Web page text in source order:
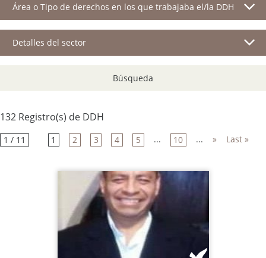
Área o Tipo de derechos en los que trabajaba el/la DDH
Detalles del sector
Búsqueda
132 Registro(s) de DDH
1 / 11 1 2 3 4 5 ... 10 ... » Last »